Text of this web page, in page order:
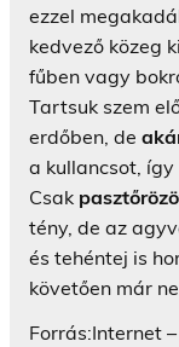
ezzel
kedvező közeg
fűben vagy
Tartsuk szem
erdőben, de
a kullancsot,
Csak
tény, de az
és tehéntej is
követően már
Forrás:Internet –